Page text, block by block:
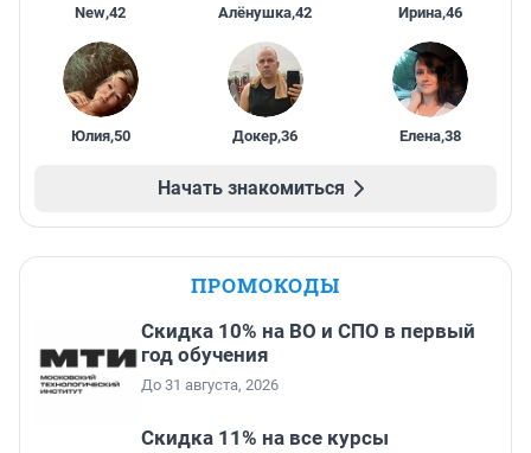
New,42 Алёнушка,42 Ирина,46
Юлия,50 Докер,36 Елена,38
Начать знакомиться
ПРОМОКОДЫ
Скидка 10% на ВО и СПО в первый
год обучения
До 31 августа, 2026
Скидка 11% на все курсы